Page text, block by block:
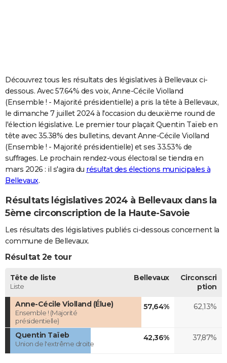
Carte de Noël
Carte Bonne année
Carte Saint-Valentin
Carte Pâques
Carte d'anniversaire
DICTIONNAIRE
Dictionnaire
Biographies
Citations
Expressions
Proverbes
PROGRAMME TV
COPAINS D'AVANT
S'inscrire
Se connecter
Lycées
Collèges
Primaires
Universités
Entreprises
Service militaire
Avis de recherche
AVIS DE DÉCÈS
FORUM
Bricolage
Lifestyle
Culture
Sport
Auto
Television
Voyage
Cinema
Découvrez tous les résultats des législatives à Bellevaux ci-
dessous. Avec 57.64% des voix, Anne-Cécile Violland
(Ensemble ! - Majorité présidentielle) a pris la tête à Bellevaux,
le dimanche 7 juillet 2024 à l'occasion du deuxième round de
l'élection législative. Le premier tour plaçait Quentin Taïeb en
tête avec 35.38% des bulletins, devant Anne-Cécile Violland
(Ensemble ! - Majorité présidentielle) et ses 33.53% de
suffrages. Le prochain rendez-vous électoral se tiendra en
mars 2026 : il s'agira du résultat des élections municipales à
Bellevaux.
Résultats législatives 2024 à Bellevaux dans la
5ème circonscription de la Haute-Savoie
Les résultats des législatives publiés ci-dessous concernent la
commune de Bellevaux.
Résultat 2e tour
Tête de liste
Liste
Bellevaux
Circonscri
ption
Anne-Cécile Violland (Élue)
Ensemble ! (Majorité
présidentielle)
57,64% 62,13%
Quentin Taïeb
Union de l'extrême droite
42,36% 37,87%